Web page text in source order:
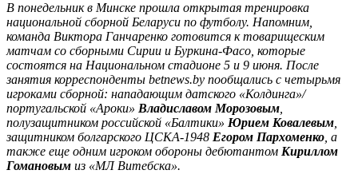
В понедельник в Минске прошла открытая тренировка
национальной сборной Беларуси по футболу. Напомним,
команда Виктора Ганчаренко готовится к товарищеским
матчам со сборными Сирии и Буркина-Фасо, которые
состоятся на Национальном стадионе 5 и 9 июня. После
занятия корреспонденты betnews.by пообщались с четырьмя
игроками сборной: нападающим датского «Колдинга»/
португальской «Ароки» Владиславом Морозовым
полузащитником российской «Балтики» Юрием Ковалевым
защитником болгарского ЦСКА-1948 Егором Пархоменко , а
также еще одним игроком обороны дебютантом Кириллом
Гомановым из «МЛ Витебска».